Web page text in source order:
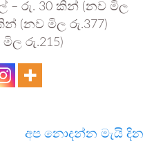
– රු. 30 කින් (නව මිල
(නව මිල රු.377)
රු.215)
අප නොදන්න මැයි දින